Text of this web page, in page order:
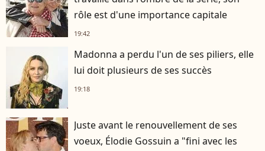
rôle est d'une importance capitale
19:42
Madonna a perdu l'un de ses piliers, elle
lui doit plusieurs de ses succès
19:18
Juste avant le renouvellement de ses
voeux, Élodie Gossuin a "fini avec les